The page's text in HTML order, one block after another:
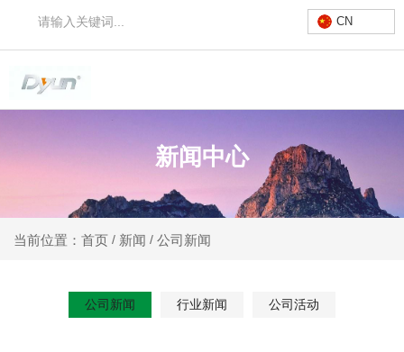
CN
新闻中心
当前位置：首页 / 新闻 / 公司新闻
公司新闻 行业新闻 公司活动